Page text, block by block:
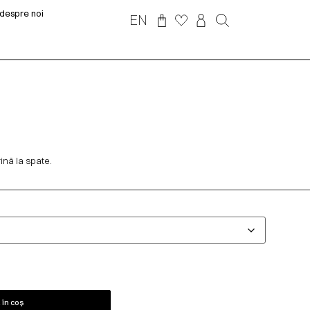
noi EN
la spate.
coș